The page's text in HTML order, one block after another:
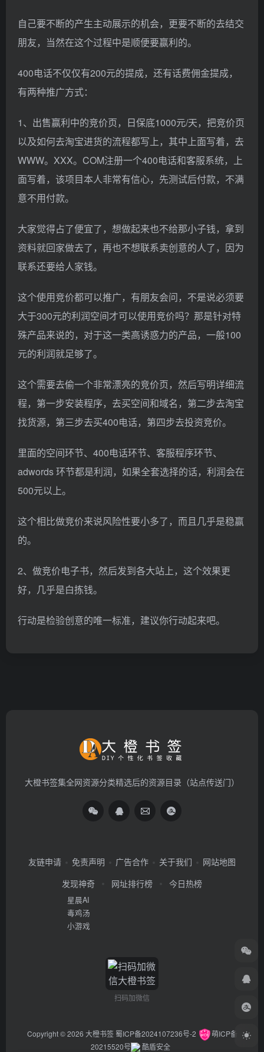
自己要不断的产生主动展示的机会，更要不断的去结交
朋友，当然在这个过程中是顺便要赢利的。
400电话不仅仅有200元的提成，还有话费佣金提成，
有两种推广方式：
1、出售赢利中的竞价页，日保底1000元/天，把竞价页
以及如何去淘宝进货的流程都写上，其中上面写着，去
WWW。XXX。COM注册一个400电话和客服系统，上
面写着，该项目本人非常有信心，先测试后付款，不满
意不用付款。
大家觉得占了便宜了，想做起来也不给那小子钱，拿到
资料就回家做去了，再也不想联系卖创意的人了，因为
联系还要给人家钱。
这个使用竞价都可以推广，有朋友会问，不是说必须要
大于300元的利润空间才可以使用竞价吗？那是针对特
殊产品来说的，对于这一类高诱惑力的产品，一般100
元的利润就足够了。
这个需要去偷一个非常漂亮的竞价页，然后写明详细流
程，第一步安装程序，去买空间和域名，第二步去淘宝
找货源，第三步去买400电话，第四步去投资竞价。
里面的空间环节、400电话环节、客服程序环节、
adwords 环节都是利润，如果全套选择的话，利润会在
500元以上。
这个相比做竞价来说风险性要小多了，而且几乎是稳赢
的。
2、做竞价电子书，然后发到各大站上，这个效果更
好，几乎是白拣钱。
行动是检验创意的唯一标准，建议你行动起来吧。
大橙书签集全网资源分类精选后的资源目录（站点传送门）
友链申请 免责声明 广告合作 关于我们
网站地图
发现神奇
星晨AI
毒鸡汤
小游戏
网址排行榜 今日热榜
扫码加微信
Copyright © 2026 大橙书签 蜀ICP备2024107236号-2
萌ICP备
20215520号
酷盾安全